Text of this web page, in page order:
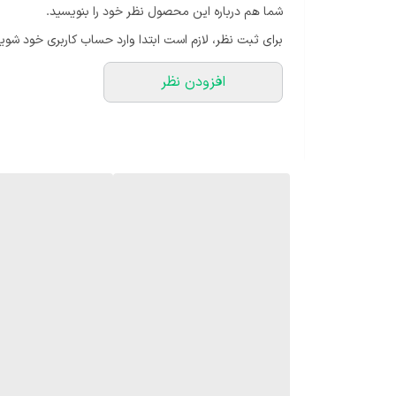
شما هم درباره این محصول نظر خود را بنویسید.
برای ثبت نظر، لازم است ابتدا وارد حساب کاربری خود
افزودن نظر